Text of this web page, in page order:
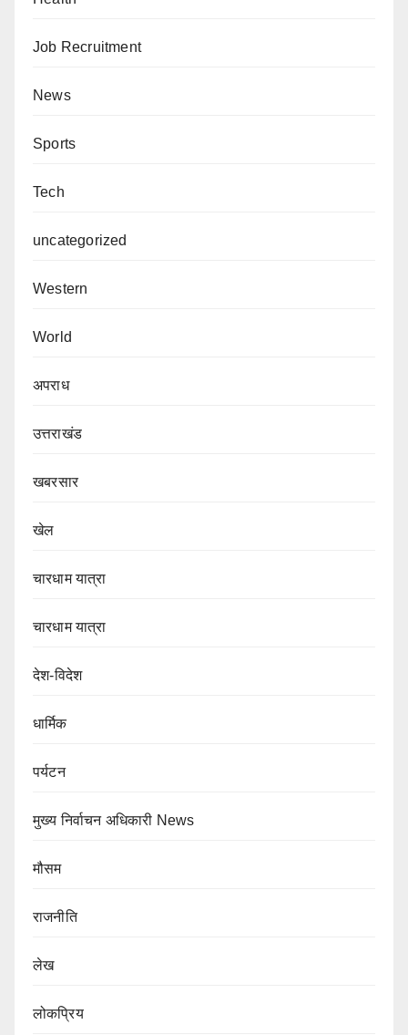
Job Recruitment
News
Sports
Tech
uncategorized
Western
World
अपराध
उत्तराखंड
खबरसार
खेल
चारधाम यात्रा
चारधाम यात्रा
देश-विदेश
धार्मिक
पर्यटन
मुख्य निर्वाचन अधिकारी News
मौसम
राजनीति
लेख
लोकप्रिय